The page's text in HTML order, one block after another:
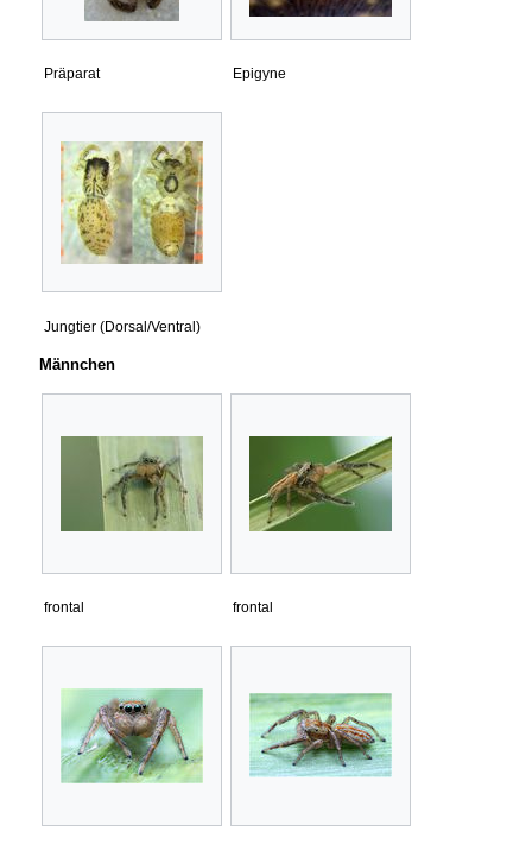
Präparat Epigyne
Jungtier (Dorsal/Ventral)
Männchen
frontal frontal